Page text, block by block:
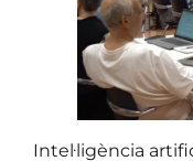
Intel·ligència